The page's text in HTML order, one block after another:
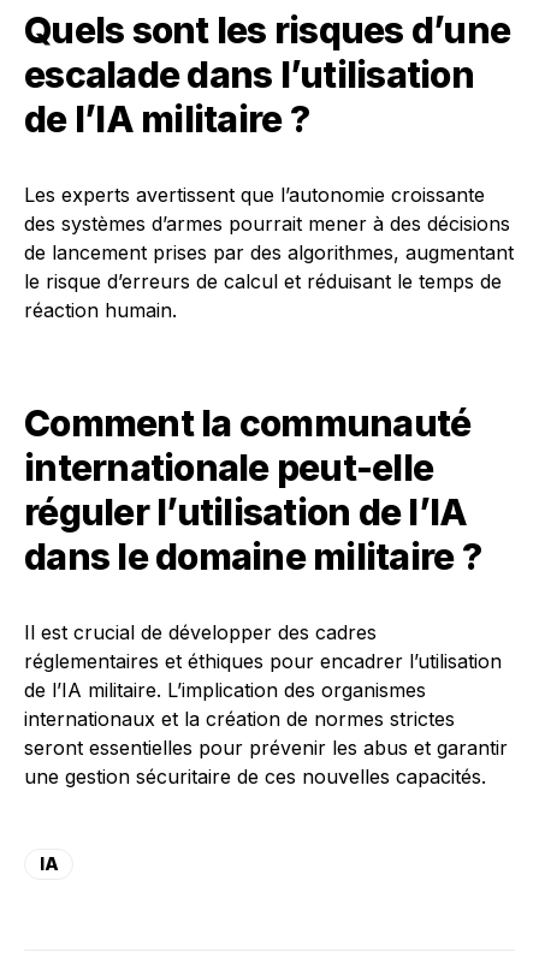
Quels sont les risques d’une
escalade dans l’utilisation
de l’IA militaire ?
Les experts avertissent que l’autonomie croissante
des systèmes d’armes pourrait mener à des décisions
de lancement prises par des algorithmes, augmentant
le risque d’erreurs de calcul et réduisant le temps de
réaction humain.
Comment la communauté
internationale peut-elle
réguler l’utilisation de l’IA
dans le domaine militaire ?
Il est crucial de développer des cadres
réglementaires et éthiques pour encadrer l’utilisation
de l’IA militaire. L’implication des organismes
internationaux et la création de normes strictes
seront essentielles pour prévenir les abus et garantir
une gestion sécuritaire de ces nouvelles capacités.
IA